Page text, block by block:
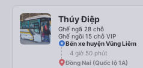
được đưa đến ga bằng xe buýt nhỏ. Họ
suốt chuyến đi, và có thể sẽ có những
chọn công ty này và đặt chỗ ngồi VIP.
Thúy Điệp
Ghế ngã 28 chỗ
Ghế ngồi 15 chỗ VIP
Bến xe huyện Vũng Liêm
4 giờ 50 phút
Đồng Nai (Quốc lộ 1A)